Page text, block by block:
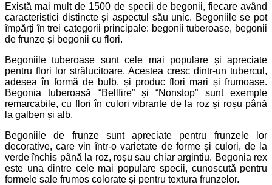
Există mai mult de 1500 de specii de begonii, fiecare având
caracteristici distincte și aspectul său unic. Begoniile se pot
împărți în trei categorii principale: begonii tuberoase, begonii
de frunze și begonii cu flori.
Begoniile tuberoase sunt cele mai populare și apreciate
pentru flori lor strălucitoare. Acestea cresc dintr-un tubercul,
adesea în formă de bulb, și produc flori mari și frumoase.
Begonia tuberoasă “Bellfire” și “Nonstop” sunt exemple
remarcabile, cu flori în culori vibrante de la roz și roșu până
la galben și alb.
Begoniile de frunze sunt apreciate pentru frunzele lor
decorative, care vin într-o varietate de forme și culori, de la
verde închis până la roz, roșu sau chiar argintiu. Begonia rex
este una dintre cele mai populare specii, cunoscută pentru
formele sale frumos colorate și pentru textura frunzelor.